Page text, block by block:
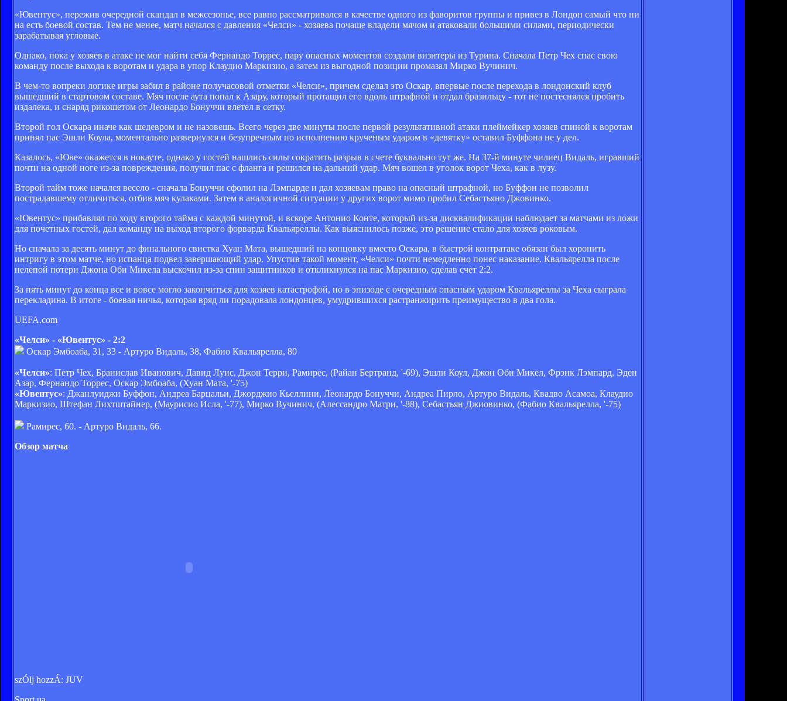
«Ювентус», пережив очередной скандал в межсезонье, все равно рассматривался в качестве одного из фаворитов группы и привез в Лондон самый что ни
на есть боевой состав. Тем не менее, матч начался с давления «Челси» - хозяева почаще владели мячом и атаковали большими силами, периодически
зарабатывая угловые.
Однако, пока у хозяев в атаке не мог найти себя Фернандо Торрес, пару опасных моментов создали визитеры из Турина. Сначала Петр Чех спас свою
команду после выхода к воротам и удара в упор Клаудио Маркизио, а затем из выгодной позиции промазал Мирко Вучинич.
В чем-то вопреки логике игры забил в районе получасовой отметки «Челси», причем сделал это Оскар, впервые после перехода в лондонский клуб
вышедший в стартовом составе. Мяч после аута попал к Азару, который протащил его вдоль штрафной и отдал бразильцу - тот не постеснялся пробить
издалека, и снаряд рикошетом от Леонардо Бонуччи влетел в сетку.
Второй гол Оскара иначе как шедевром и не назовешь. Всего через две минуты после первой результативной атаки плеймейкер хозяев спиной к воротам
принял пас Эшли Коула, моментально развернулся и безупречным по исполнению крученым ударом в «девятку» оставил Буффона не у дел.
Казалось, «Юве» окажется в нокауте, однако у гостей нашлись силы сократить разрыв в счете буквально тут же. На 37-й минуте чилиец Видаль, игравший
почти на одной ноге из-за повреждения, получил пас с фланга и решился на дальний удар. Мяч вошел в уголок ворот Чеха, как в лузу.
Второй тайм тоже начался весело - сначала Бонуччи сфолил на Лэмпарде и дал хозяевам право на опасный штрафной, но Буффон не позволил
пострадавшему отличиться, отбив мяч кулаками. Затем в аналогичной ситуации у других ворот мимо пробил Себастьяно Джовинко.
«Ювентус» прибавлял по ходу второго тайма с каждой минутой, и вскоре Антонио Конте, который из-за дисквалификации наблюдает за матчами из ложи
для почетных гостей, дал команду на выход второго форварда Квальяреллы. Как выяснилось позже, это решение стало для хозяев роковым.
Но сначала за десять минут до финального свистка Хуан Мата, вышедший на концовку вместо Оскара, в быстрой контратаке обязан был хоронить
интригу в этом матче, но испанца подвел завершающий удар. Упустив такой момент, «Челси» почти немедленно понес наказание. Квальярелла после
нелепой потери Джона Оби Микела выскочил из-за спин защитников и откликнулся на пас Маркизио, сделав счет 2:2.
За пять минут до конца все и вовсе могло закончиться для хозяев катастрофой, но в эпизоде с очередным опасным ударом Квальяреллы за Чеха сыграла
перекладина. В итоге - боевая ничья, которая вряд ли порадовала лондонцев, умудрившихся растранжирить преимущество в два гола.
UEFA.com
«Челси» - «Ювентус» - 2:2
Оскар Эмбоаба, 31, 33 - Артуро Видаль, 38, Фабио Квальярелла, 80
«Челси»: Петр Чех, Бранислав Иванович, Давид Луис, Джон Терри, Рамирес, (Райан Бертранд, '-69), Эшли Коул, Джон Оби Микел, Фрэнк Лэмпард, Эден
Азар, Фернандо Торрес, Оскар Эмбоаба, (Хуан Мата, '-75)
«Ювентус»: Джанлуиджи Буффон, Андреа Барцальи, Джорджио Кьеллини, Леонардо Бонуччи, Андреа Пирло, Артуро Видаль, Квадво Асамоа, Клаудио
Маркизио, Штефан Лихтштайнер, (Маурисио Исла, '-77), Мирко Вучинич, (Алессандро Матри, '-88), Себастьян Джиовинко, (Фабио Квальярелла, '-75)
Рамирес, 60. - Артуро Видаль, 66.
Обзор матча
szÓlj hozzÁ: JUV